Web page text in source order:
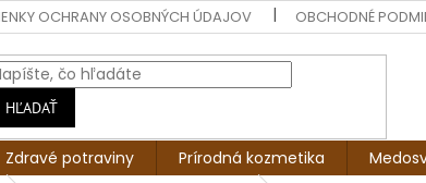
OCHRANY OSOBNÝCH ÚDAJOV OBCHODNÉ
HĽADAŤ
Zdravé potraviny Prírodná kozmetika